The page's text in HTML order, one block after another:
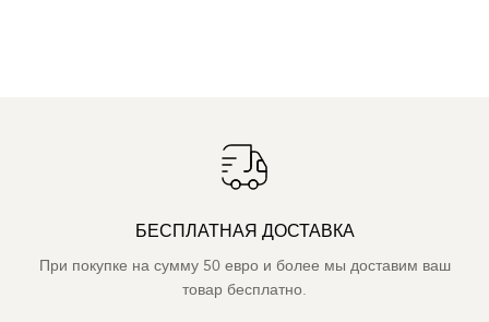
БЕСПЛАТНАЯ ДОСТАВКА
При покупке на сумму 50 евро и более мы доставим ваш
товар бесплатно.